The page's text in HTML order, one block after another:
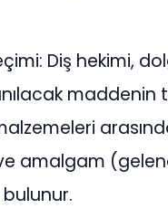
Diş hekimi,
maddenin
amalgam